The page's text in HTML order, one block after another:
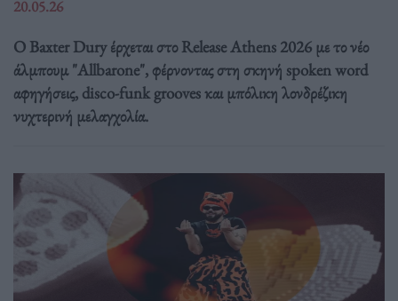
20.05.26
Ο Baxter Dury έρχεται στο Release Athens 2026 με το νέο
άλμπουμ "Allbarone", φέρνοντας στη σκηνή spoken word
αφηγήσεις, disco-funk grooves και μπόλικη λονδρέζικη
νυχτερινή μελαγχολία.